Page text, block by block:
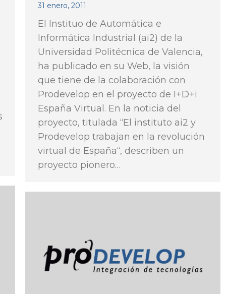
31 enero, 2011
El Instituo de Automática e
Informática Industrial (ai2) de la
Universidad Politécnica de Valencia,
ha publicado en su Web, la visión
que tiene de la colaboración con
Prodevelop en el proyecto de I+D+i
España Virtual. En la noticia del
proyecto, titulada “El instituto ai2 y
Prodevelop trabajan en la revolución
virtual de España“, describen un
proyecto pionero…